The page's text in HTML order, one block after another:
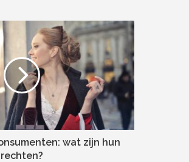
wat zijn hun
rechten?